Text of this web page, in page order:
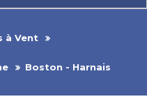
à Vent
Boston - Harnais